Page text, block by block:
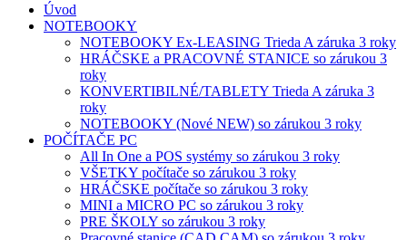
Úvod
NOTEBOOKY
NOTEBOOKY Ex-LEASING Trieda A záruka 3 roky
HRÁČSKE a PRACOVNÉ STANICE so zárukou 3
roky
KONVERTIBILNÉ/TABLETY Trieda A záruka 3
roky
NOTEBOOKY (Nové NEW) so zárukou 3 roky
POČÍTAČE PC
All In One a POS systémy so zárukou 3 roky
VŠETKY počítače so zárukou 3 roky
HRÁČSKE počítače so zárukou 3 roky
MINI a MICRO PC so zárukou 3 roky
PRE ŠKOLY so zárukou 3 roky